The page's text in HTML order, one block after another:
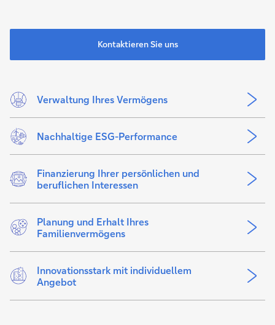
Kontaktieren Sie uns
Verwaltung Ihres Vermögens
Nachhaltige ESG-Performance
Finanzierung Ihrer persönlichen und
beruflichen Interessen
Planung und Erhalt Ihres
Familienvermögens
Innovationsstark mit individuellem
Angebot